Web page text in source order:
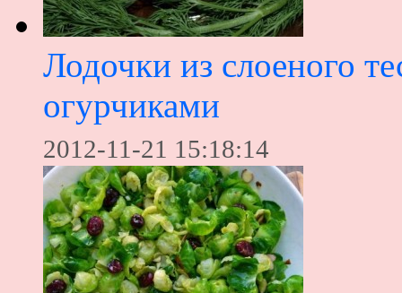
Лодочки из слоеного
огурчиками
2012-11-21 15:18:14